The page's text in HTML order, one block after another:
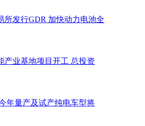
所发行GDR 加快动力电池全
产业基地项目开工 总投资
年量产及试产纯电车型将